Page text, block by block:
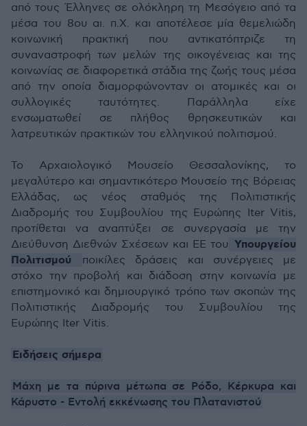
από τους Έλληνες σε ολόκληρη τη Μεσόγειο από τα
μέσα του 8ου αι. π.Χ. και αποτέλεσε μία θεμελιώδη
κοινωνική πρακτική που αντικατόπτριζε τη
συναναστροφή των μελών της οικογένειας και της
κοινωνίας σε διαφορετικά στάδια της ζωής τους μέσα
από την οποία διαμορφώνονταν οι ατομικές και οι
συλλογικές ταυτότητες. Παράλληλα είχε
ενσωματωθεί σε πλήθος θρησκευτικών και
λατρευτικών πρακτικών του ελληνικού πολιτισμού.
Το Αρχαιολογικό Μουσείο Θεσσαλονίκης, το
μεγαλύτερο και σημαντικότερο Μουσείο της Βόρειας
Ελλάδας, ως νέος σταθμός της Πολιτιστικής
Διαδρομής του Συμβουλίου της Ευρώπης Iter Vitis,
προτίθεται να αναπτύξει σε συνεργασία με την
Διεύθυνση Διεθνών Σχέσεων και ΕΕ του Υπουργείου
Πολιτισμού
ποικίλες δράσεις και συνέργειες με
στόχο την προβολή και διάδοση στην κοινωνία με
επιστημονικό και δημιουργικό τρόπο των σκοπών της
Πολιτιστικής Διαδρομής του Συμβουλίου της
Ευρώπης Iter Vitis.
Ειδήσεις σήμερα
Μάχη με τα πύρινα μέτωπα σε Ρόδο, Κέρκυρα και
Κάρυστο - Εντολή εκκένωσης του Πλατανιστού